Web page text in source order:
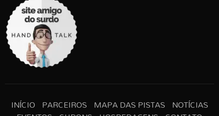
INÍCIO PARCEIROS MAPA DAS PISTAS NOTÍCIAS